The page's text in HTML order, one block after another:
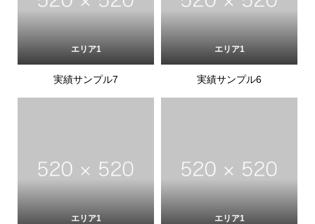
エリア1
実績サンプル7
エリア1
実績サンプル6
エリア1 エリア1